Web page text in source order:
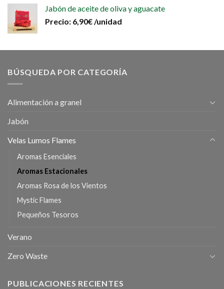
Jabón de aceite de oliva y aguacate
Precio: 6,90€/unidad
BÚSQUEDA POR CATEGORÍA
Alimentación a granel
Jabón
Velas Lumos Flames
Aromas Esenciales
Aromas Estacionales
Aromas Rosa de los Vientos
Mystic Flames
Pequeños Tesoros
Verano
Zero Waste
PUBLICACIONES RECIENTES